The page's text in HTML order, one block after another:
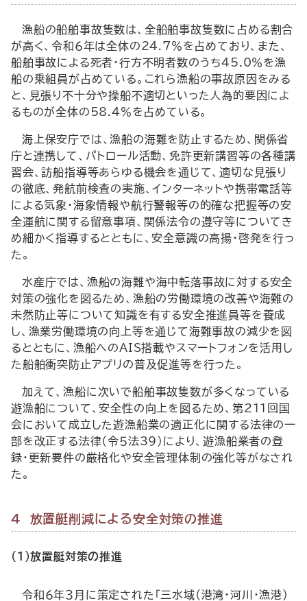
漁船の船舶事故隻数は、全船舶事故隻数に占める割合
が高く、令和６年は全体の24.7％を占めており、また、
船舶事故による死者・行方不明者数のうち45.0％を漁
船の乗組員が占めている。これら漁船の事故原因をみる
と、見張り不十分や操船不適切といった人為的要因によ
るものが全体の58.4％を占めている。
海上保安庁では、漁船の海難を防止するため、関係省
庁と連携して、パトロール活動、免許更新講習等の各種講
習会、訪船指導等あらゆる機会を通じて、適切な見張り
の徹底、発航前検査の実施、インターネットや携帯電話等
による気象・海象情報や航行警報等の的確な把握等の安
全運航に関する留意事項、関係法令の遵守等についてき
め細かく指導するとともに、安全意識の高揚・啓発を行っ
た。
水産庁では、漁船の海難や海中転落事故に対する安全
対策の強化を図るため、漁船の労働環境の改善や海難の
未然防止等について知識を有する安全推進員等を養成
し、漁業労働環境の向上等を通じて海難事故の減少を図
るとともに、漁船へのAIS搭載やスマートフォンを活用し
た船舶衝突防止アプリの普及促進等を行った。
加えて、漁船に次いで船舶事故隻数が多くなっている
遊漁船について、安全性の向上を図るため、第211回国
会において成立した遊漁船業の適正化に関する法律の一
部を改正する法律（令５法39）により、遊漁船業者の登
録・更新要件の厳格化や安全管理体制の強化等がなされ
た。
４ 放置艇削減による安全対策の推進
(1)放置艇対策の推進
令和６年３月に策定された「三水域（港湾・河川・漁港）